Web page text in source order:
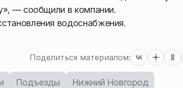
— сообщили в компании.
водоснабжения.
Поделиться материалом:
Подъезды Нижний Новгород